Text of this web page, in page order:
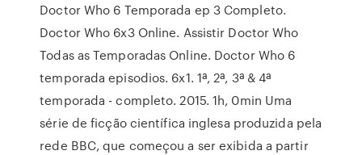
Doctor Who 6 Temporada ep 3 Completo.
Doctor Who 6x3 Online. Assistir Doctor Who
Todas as Temporadas Online. Doctor Who 6
temporada episodios. 6x1. 1ª, 2ª, 3ª & 4ª
temporada - completo. 2015. 1h, 0min Uma
série de ficção científica inglesa produzida pela
rede BBC, que começou a ser exibida a partir